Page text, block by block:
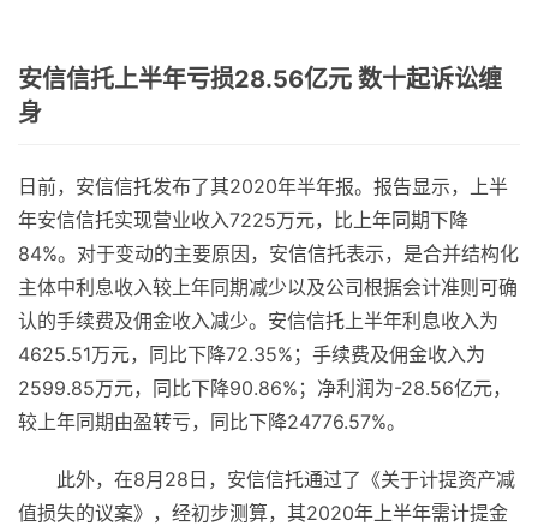
安信信托上半年亏损28.56亿元 数十起诉讼缠
身
日前，安信信托发布了其2020年半年报。报告显示，上半
年安信信托实现营业收入7225万元，比上年同期下降
84%。对于变动的主要原因，安信信托表示，是合并结构化
主体中利息收入较上年同期减少以及公司根据会计准则可确
认的手续费及佣金收入减少。安信信托上半年利息收入为
4625.51万元，同比下降72.35%；手续费及佣金收入为
2599.85万元，同比下降90.86%；净利润为-28.56亿元，
较上年同期由盈转亏，同比下降24776.57%。
此外，在8月28日，安信信托通过了《关于计提资产减
值损失的议案》，经初步测算，其2020年上半年需计提金